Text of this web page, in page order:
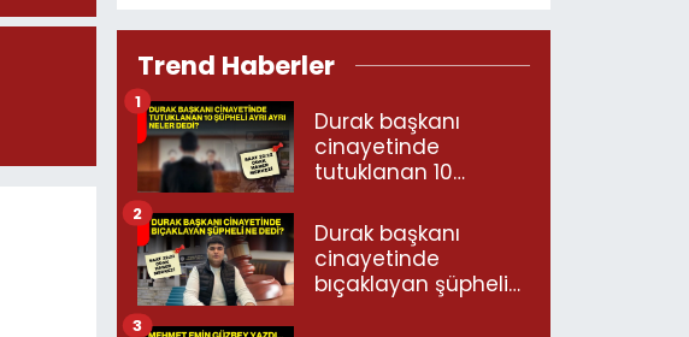
Trend Haberler
Durak başkanı
cinayetinde
tutuklanan 10
neler dedi?
1
Durak başkanı
cinayetinde
bıçaklayan şüpheli
2
3